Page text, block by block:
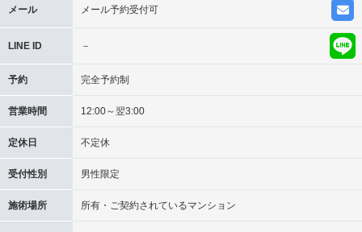
メール メール予約受付可
LINE ID －
予約 完全予約制
営業時間 12:00～翌3:00
定休日 不定休
受付性別 男性限定
施術場所 所有・ご契約されているマンション